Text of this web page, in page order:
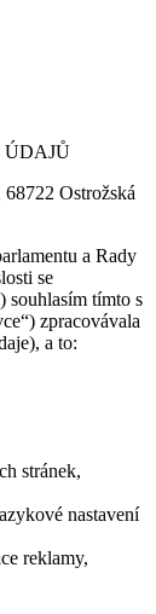
ÚDAJŮ
Ostrožská
a Rady
se
souhlasím tímto s
zpracovávala
a to:
stránek,
nastavení
reklamy,